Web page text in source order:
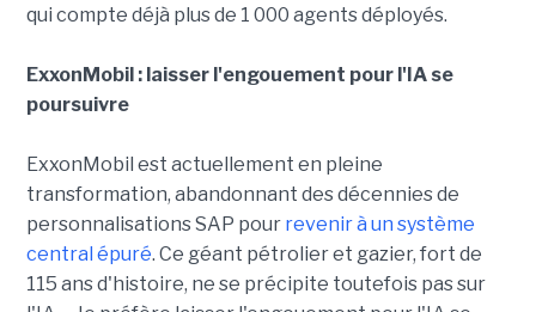
qui compte déjà plus de 1 000 agents déployés.
ExxonMobil : laisser l'engouement pour l'IA se
poursuivre
ExxonMobil est actuellement en pleine
transformation, abandonnant des décennies de
personnalisations SAP pour revenir à un système
central épuré. Ce géant pétrolier et gazier, fort de
115 ans d'histoire, ne se précipite toutefois pas sur